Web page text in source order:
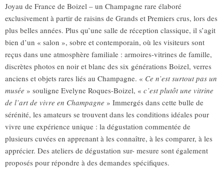
Joyau de France de Boizel – un Champagne rare élaboré
exclusivement à partir de raisins de Grands et Premiers crus, lors des
plus belles années. Plus qu’une salle de réception classique, il s’agit
bien d’un « salon », sobre et contemporain, où les visiteurs sont
reçus dans une atmosphère familiale : armoires-vitrines de famille,
discrètes photos en noir et blanc des six générations Boizel, verres
anciens et objets rares liés au Champagne. « Ce n’est surtout pas un
musée » souligne Evelyne Roques-Boizel, « c’est plutôt une vitrine
de l’art de vivre en Champagne » Immergés dans cette bulle de
sérénité, les amateurs se trouvent dans les conditions idéales pour
vivre une expérience unique : la dégustation commentée de
plusieurs cuvées en apprenant à les connaître, à les comparer, à les
apprécier. Des ateliers de dégustation sur- mesure sont également
proposés pour répondre à des demandes spécifiques.